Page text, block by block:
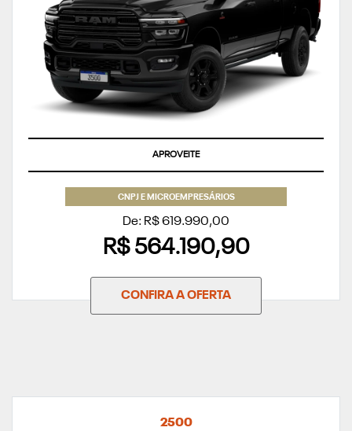
APROVEITE
CNPJ E MICROEMPRESÁRIOS
De: R$ 619.990,00
R$ 564.190,90
CONFIRA A OFERTA
2500